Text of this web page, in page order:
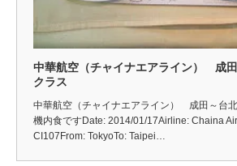
中華航空（チャイナエアライン） 成
クラス
中華航空（チャイナエアライン） 成田～台
機内食ですDate: 2014/01/17Airline: Chaina
CI107From: TokyoTo: Taipei…